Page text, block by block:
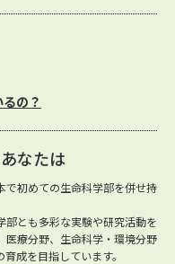
の？
なたは
で初めての生命科学部を併せ持
とも多彩な実験や研究活動を
医療分野、生命科学・環境分野
成を目指しています。